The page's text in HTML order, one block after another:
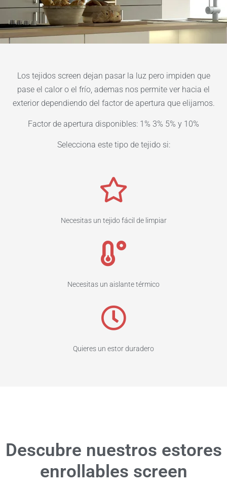
Los tejidos screen dejan pasar la luz pero impiden que
pase el calor o el frío, ademas nos permite ver hacia el
exterior dependiendo del factor de apertura que elijamos.
Factor de apertura disponibles: 1% 3% 5% y 10%
Selecciona este tipo de tejido si:
Necesitas un tejido fácil de limpiar
Necesitas un aislante térmico
Quieres un estor duradero
Descubre nuestros estores
enrollables screen